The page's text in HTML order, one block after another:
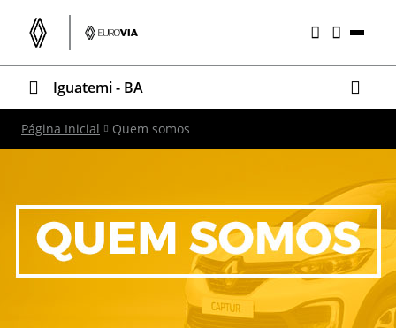
Iguatemi - BA
Página Inicial Quem somos